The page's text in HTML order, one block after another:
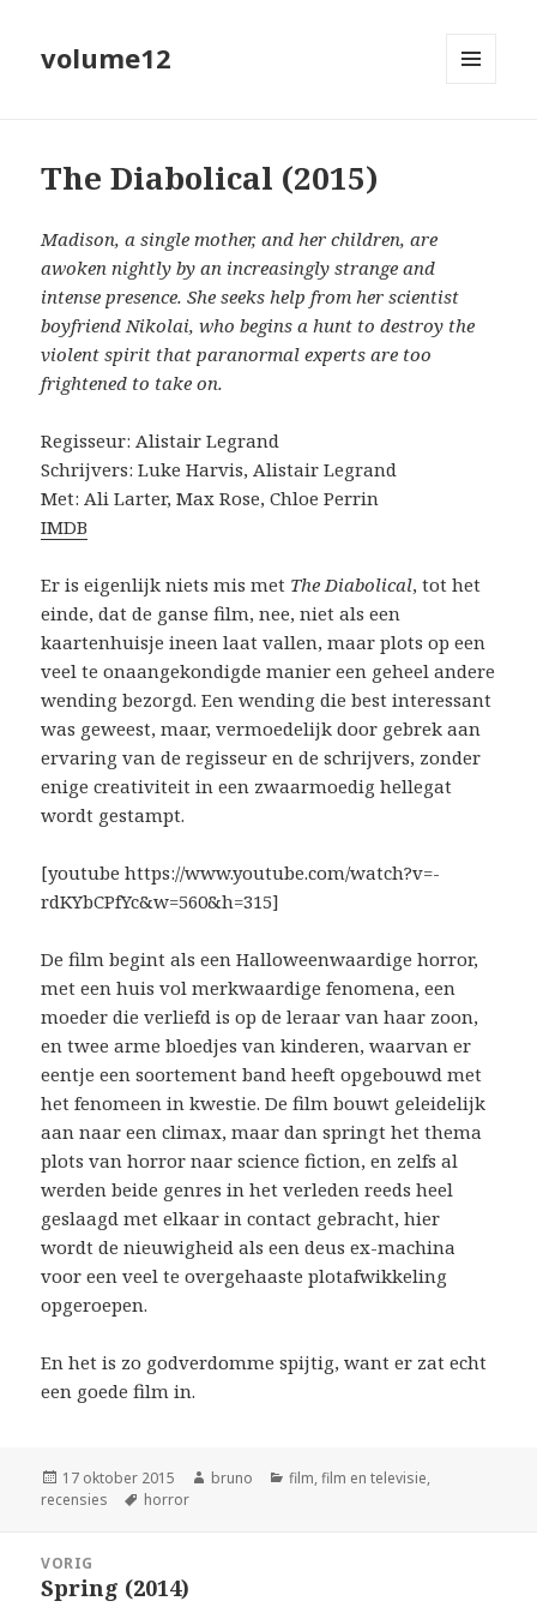
volume12
The Diabolical (2015)
Madison, a single mother, and her children, are
awoken nightly by an increasingly strange and
intense presence. She seeks help from her scientist
boyfriend Nikolai, who begins a hunt to destroy the
violent spirit that paranormal experts are too
frightened to take on.
Regisseur: Alistair Legrand
Schrijvers: Luke Harvis, Alistair Legrand
Met: Ali Larter, Max Rose, Chloe Perrin
IMDB
Er is eigenlijk niets mis met The Diabolical, tot het
einde, dat de ganse film, nee, niet als een
kaartenhuisje ineen laat vallen, maar plots op een
veel te onaangekondigde manier een geheel andere
wending bezorgd. Een wending die best interessant
was geweest, maar, vermoedelijk door gebrek aan
ervaring van de regisseur en de schrijvers, zonder
enige creativiteit in een zwaarmoedig hellegat
wordt gestampt.
[youtube https://www.youtube.com/watch?v=-
rdKYbCPfYc&w=560&h=315]
De film begint als een Halloweenwaardige horror,
met een huis vol merkwaardige fenomena, een
moeder die verliefd is op de leraar van haar zoon,
en twee arme bloedjes van kinderen, waarvan er
eentje een soortement band heeft opgebouwd met
het fenomeen in kwestie. De film bouwt geleidelijk
aan naar een climax, maar dan springt het thema
plots van horror naar science fiction, en zelfs al
werden beide genres in het verleden reeds heel
geslaagd met elkaar in contact gebracht, hier
wordt de nieuwigheid als een deus ex-machina
voor een veel te overgehaaste plotafwikkeling
opgeroepen.
En het is zo godverdomme spijtig, want er zat echt
een goede film in.
Geplaatst
op
17 oktober 2015 Auteur
bruno Categorieën
film,film en televisie,
recensies
Tags
horror
navigatie
VORIG
Vorig
Spring (2014)